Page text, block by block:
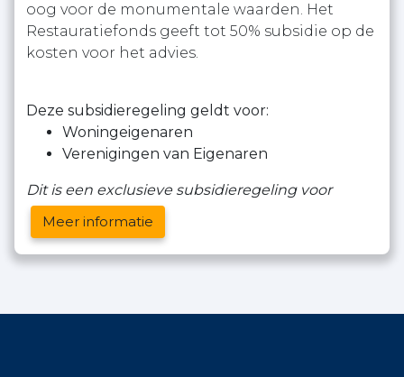
oog voor de monumentale waarden. Het
Restauratiefonds geeft tot 50% subsidie op de
kosten voor het advies.
Deze subsidieregeling geldt voor:
Woningeigenaren
Verenigingen van Eigenaren
Dit is een exclusieve subsidieregeling voor
Meer informatie